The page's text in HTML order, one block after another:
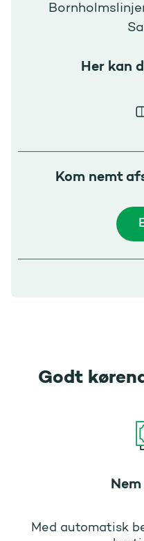
Her kan
Kom nemt
Godt
Med automatisk